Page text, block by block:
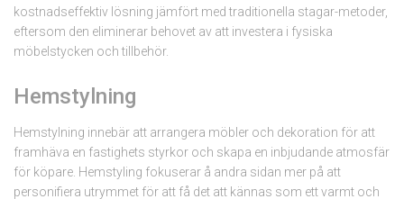
kostnadseffektiv lösning jämfört med traditionella stagar-metoder,
eftersom den eliminerar behovet av att investera i fysiska
möbelstycken och tillbehör.
Hemstylning
Hemstylning innebär att arrangera möbler och dekoration för att
framhäva en fastighets styrkor och skapa en inbjudande atmosfär
för köpare. Hemstyling fokuserar å andra sidan mer på att
personifiera utrymmet för att få det att kännas som ett varmt och